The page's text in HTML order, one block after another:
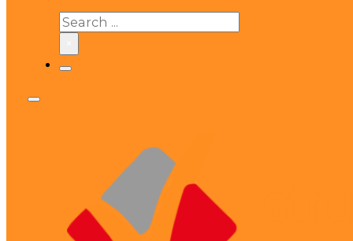
Search